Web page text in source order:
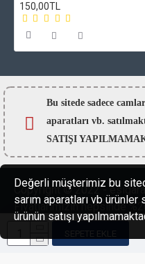
150,00TL
Bu sitede sadece
aparatları vb.
SATIŞI
Copyright © 2022 -
Fiyatlarımızın hepsinde
Değerli müşterimiz bu
sarım aparatları vb ürünler
ürünün satışı